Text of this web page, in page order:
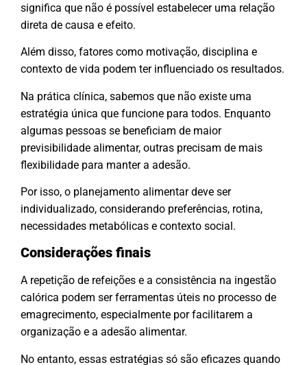
significa que não é possível estabelecer uma relação
direta de causa e efeito.
Além disso, fatores como motivação, disciplina e
contexto de vida podem ter influenciado os resultados.
Na prática clínica, sabemos que não existe uma
estratégia única que funcione para todos. Enquanto
algumas pessoas se beneficiam de maior
previsibilidade alimentar, outras precisam de mais
flexibilidade para manter a adesão.
Por isso, o planejamento alimentar deve ser
individualizado, considerando preferências, rotina,
necessidades metabólicas e contexto social.
Considerações finais
A repetição de refeições e a consistência na ingestão
calórica podem ser ferramentas úteis no processo de
emagrecimento, especialmente por facilitarem a
organização e a adesão alimentar.
No entanto, essas estratégias só são eficazes quando